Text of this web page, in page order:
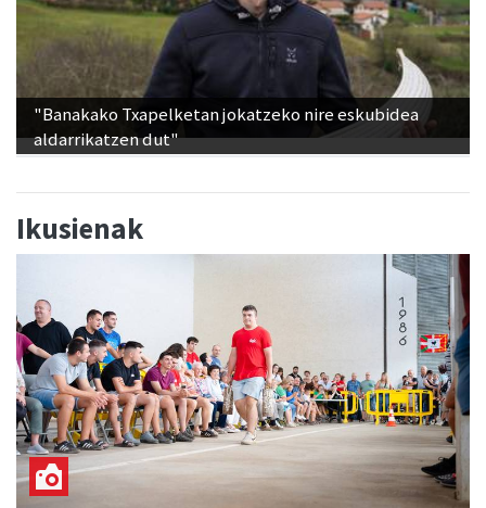
"Banakako Txapelketan jokatzeko nire eskubidea
aldarrikatzen dut"
Ikusienak